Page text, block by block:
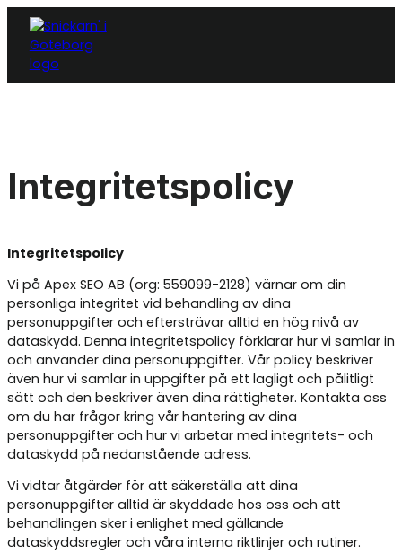
Integritetspolicy
Integritetspolicy
Vi på Apex SEO AB (org: 559099-2128) värnar om din
personliga integritet vid behandling av dina
personuppgifter och eftersträvar alltid en hög nivå av
dataskydd. Denna integritetspolicy förklarar hur vi samlar in
och använder dina personuppgifter. Vår policy beskriver
även hur vi samlar in uppgifter på ett lagligt och pålitligt
sätt och den beskriver även dina rättigheter. Kontakta oss
om du har frågor kring vår hantering av dina
personuppgifter och hur vi arbetar med integritets- och
dataskydd på nedanstående adress.
Vi vidtar åtgärder för att säkerställa att dina
personuppgifter alltid är skyddade hos oss och att
behandlingen sker i enlighet med gällande
dataskyddsregler och våra interna riktlinjer och rutiner.